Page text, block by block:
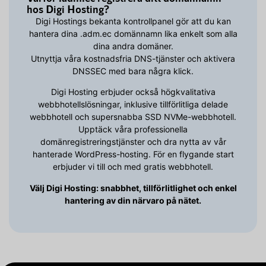
hos Digi Hosting?
Digi Hostings bekanta kontrollpanel gör att du kan
hantera dina .adm.ec domännamn lika enkelt som alla
dina andra domäner.
Utnyttja våra kostnadsfria DNS-tjänster och aktivera
DNSSEC med bara några klick.
Digi Hosting erbjuder också högkvalitativa
webbhotellslösningar, inklusive tillförlitliga delade
webbhotell och supersnabba SSD NVMe-webbhotell.
Upptäck våra professionella
domänregistreringstjänster och dra nytta av vår
hanterade WordPress-hosting. För en flygande start
erbjuder vi till och med gratis webbhotell.
Välj Digi Hosting: snabbhet, tillförlitlighet och enkel
hantering av din närvaro på nätet.